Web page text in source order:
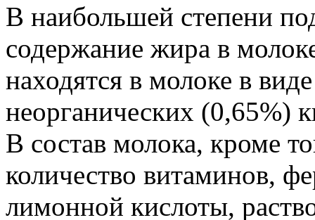
В наибольшей степени
содержание жира в
находятся в молоке в
неорганических (0,65%)
В состав молока, кроме
количество витаминов,
лимонной кислоты,